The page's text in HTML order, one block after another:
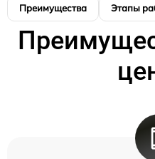
Преимущества Этапы